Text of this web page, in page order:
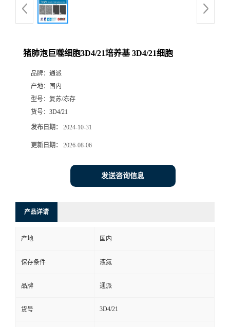
猪肺泡巨噬细胞3D4/21培养基 3D4/21细胞
品牌： 通派
产地：
国内
型号： 复苏/冻存
货号： 3D4/21
发布日期： 2024-10-31
更新日期： 2026-08-06
发送咨询信息
产品详请
产地 国内
保存条件 液氮
品牌 通派
货号 3D4/21